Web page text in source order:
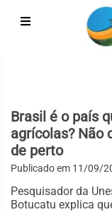
Brasil é o país
agrícolas? Não
de perto
Publicado em 11/09/
Pesquisador da
Botucatu explica